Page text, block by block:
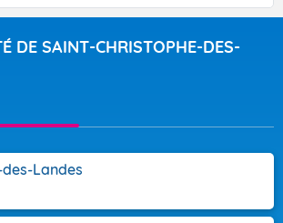
DE SAINT-CHRISTOPHE-DES-
Landes